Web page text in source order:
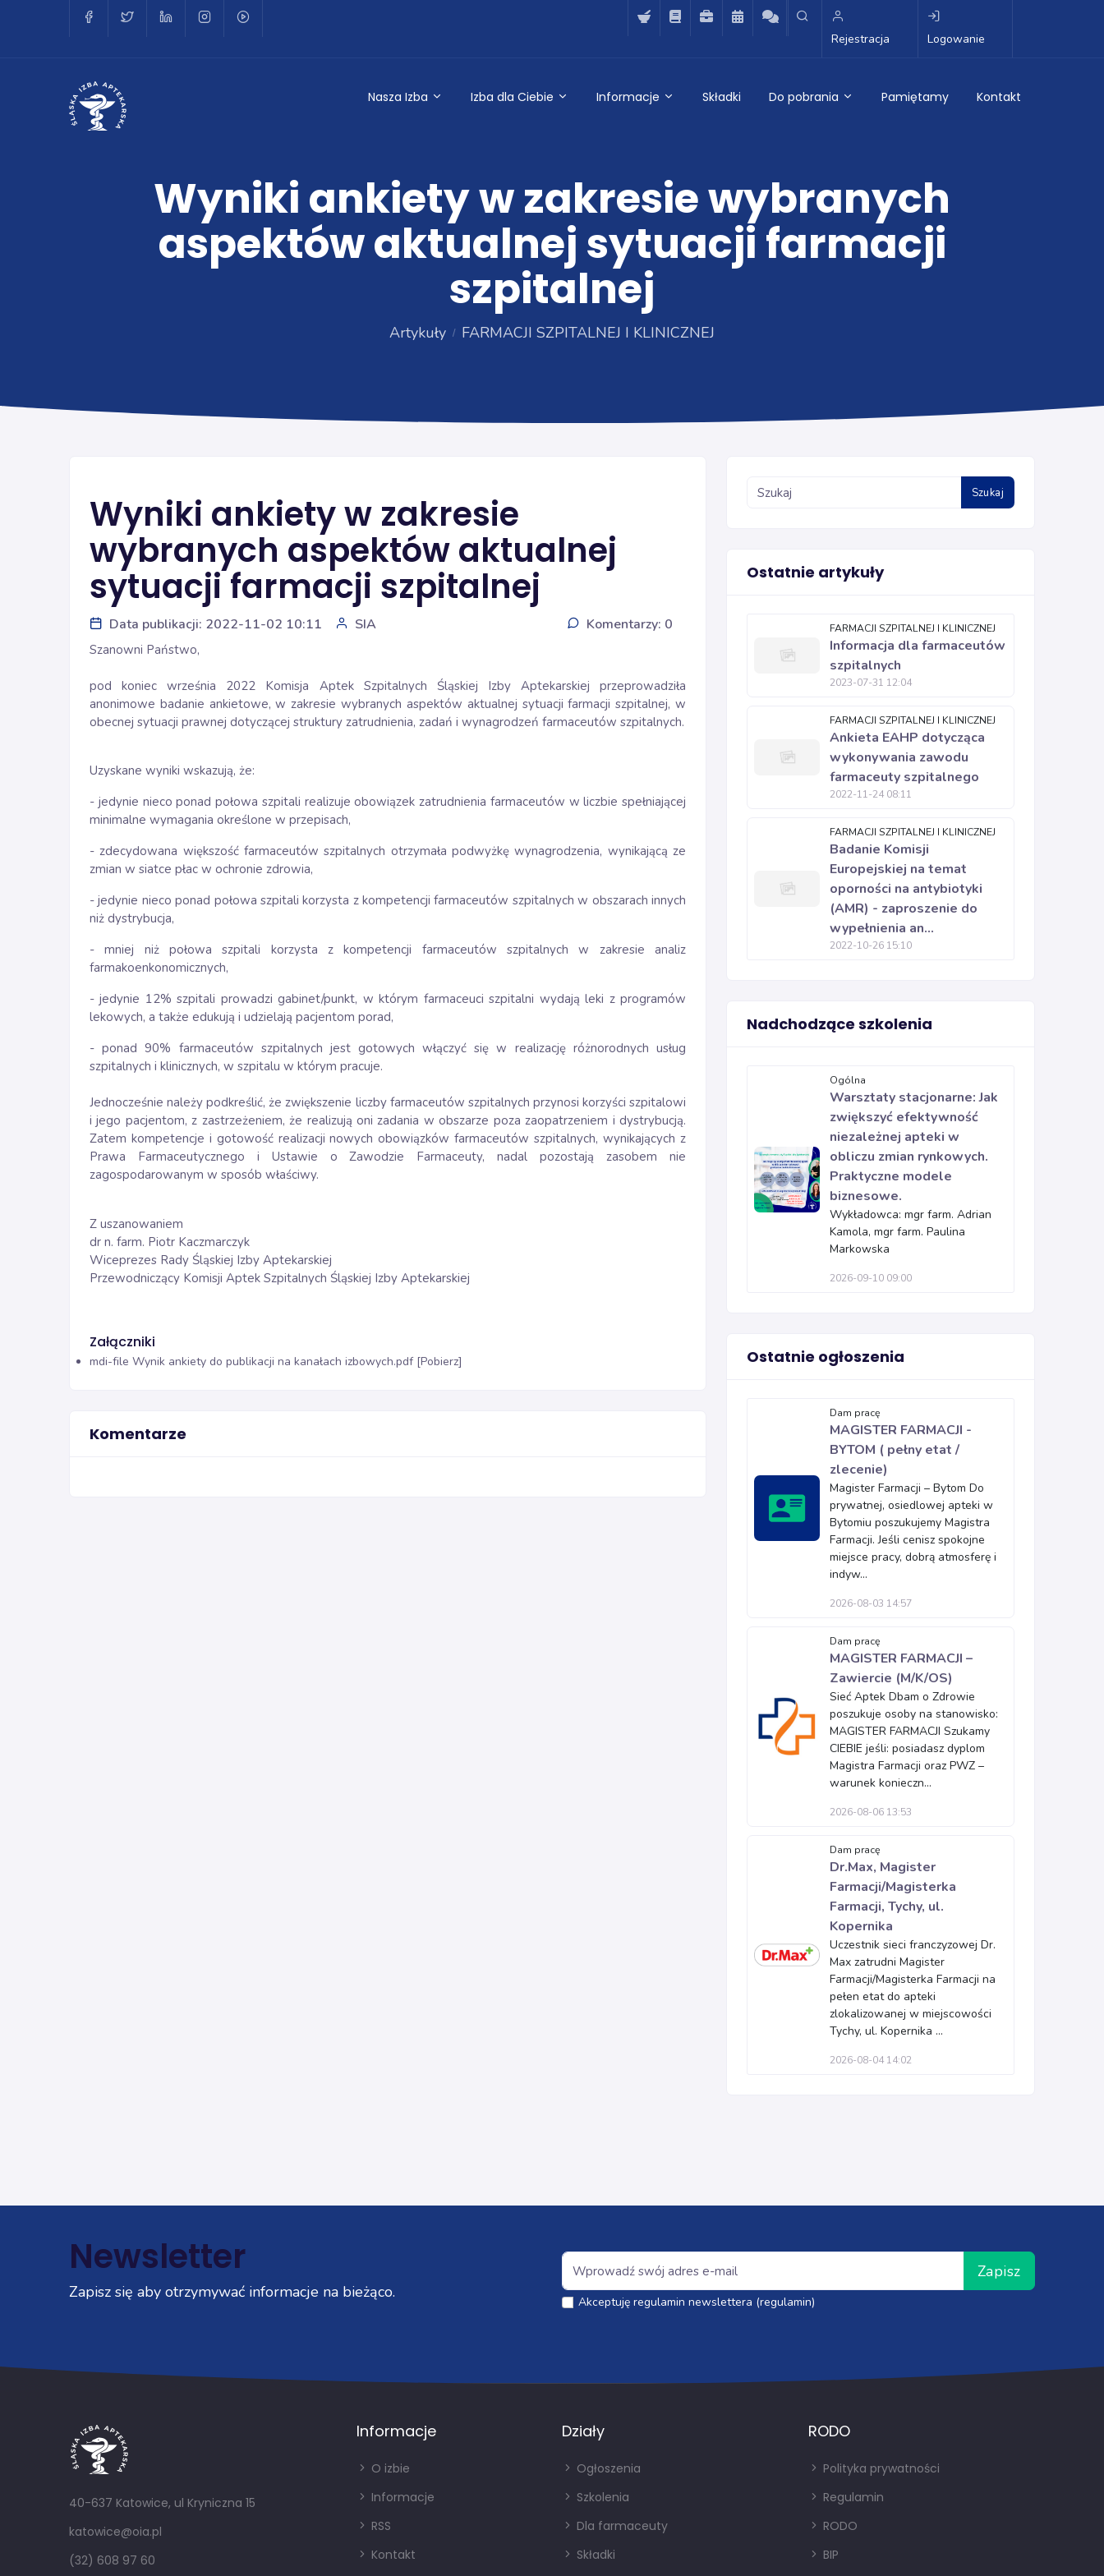
Rejestracja Logowanie
Nasza Izba Izba dla Ciebie Informacje Składki Do pobrania Pamiętamy Kontakt
Wyniki ankiety w zakresie wybranych
aspektów aktualnej sytuacji farmacji
szpitalnej
Artykuły FARMACJI SZPITALNEJ I KLINICZNEJ
Wyniki ankiety w zakresie
wybranych aspektów aktualnej
sytuacji farmacji szpitalnej
Data publikacji: 2022-11-02 10:11 SIA Komentarzy: 0
Szanowni Państwo,
pod koniec września 2022 Komisja Aptek Szpitalnych Śląskiej Izby Aptekarskiej przeprowadziła
anonimowe badanie ankietowe, w zakresie wybranych aspektów aktualnej sytuacji farmacji szpitalnej, w
obecnej sytuacji prawnej dotyczącej struktury zatrudnienia, zadań i wynagrodzeń farmaceutów szpitalnych.
Uzyskane wyniki wskazują, że:
- jedynie nieco ponad połowa szpitali realizuje obowiązek zatrudnienia farmaceutów w liczbie spełniającej
minimalne wymagania określone w przepisach,
- zdecydowana większość farmaceutów szpitalnych otrzymała podwyżkę wynagrodzenia, wynikającą ze
zmian w siatce płac w ochronie zdrowia,
- jedynie nieco ponad połowa szpitali korzysta z kompetencji farmaceutów szpitalnych w obszarach innych
niż dystrybucja,
- mniej niż połowa szpitali korzysta z kompetencji farmaceutów szpitalnych w zakresie analiz
farmakoenkonomicznych,
- jedynie 12% szpitali prowadzi gabinet/punkt, w którym farmaceuci szpitalni wydają leki z programów
lekowych, a także edukują i udzielają pacjentom porad,
- ponad 90% farmaceutów szpitalnych jest gotowych włączyć się w realizację różnorodnych usług
szpitalnych i klinicznych, w szpitalu w którym pracuje.
Jednocześnie należy podkreślić, że zwiększenie liczby farmaceutów szpitalnych przynosi korzyści szpitalowi
i jego pacjentom, z zastrzeżeniem, że realizują oni zadania w obszarze poza zaopatrzeniem i dystrybucją.
Zatem kompetencje i gotowość realizacji nowych obowiązków farmaceutów szpitalnych, wynikających z
Prawa Farmaceutycznego i Ustawie o Zawodzie Farmaceuty, nadal pozostają zasobem nie
zagospodarowanym w sposób właściwy.
Z uszanowaniem
dr n. farm. Piotr Kaczmarczyk
Wiceprezes Rady Śląskiej Izby Aptekarskiej
Przewodniczący Komisji Aptek Szpitalnych Śląskiej Izby Aptekarskiej
Załączniki
mdi-file Wynik ankiety do publikacji na kanałach izbowych.pdf [Pobierz]
Komentarze
Szukaj
Ostatnie artykuły
FARMACJI SZPITALNEJ I KLINICZNEJ
Informacja dla farmaceutów
szpitalnych
2023-07-31 12:04
FARMACJI SZPITALNEJ I KLINICZNEJ
Ankieta EAHP dotycząca
wykonywania zawodu
farmaceuty szpitalnego
2022-11-24 08:11
FARMACJI SZPITALNEJ I KLINICZNEJ
Badanie Komisji
Europejskiej na temat
oporności na antybiotyki
(AMR) - zaproszenie do
wypełnienia an...
2022-10-26 15:10
Nadchodzące szkolenia
Ogólna
Warsztaty stacjonarne: Jak
zwiększyć efektywność
niezależnej apteki w
obliczu zmian rynkowych.
Praktyczne modele
biznesowe.
Wykładowca: mgr farm. Adrian
Kamola, mgr farm. Paulina
Markowska
2026-09-10 09:00
Ostatnie ogłoszenia
Dam pracę
MAGISTER FARMACJI -
BYTOM ( pełny etat /
zlecenie)
Magister Farmacji – Bytom Do
prywatnej, osiedlowej apteki w
Bytomiu poszukujemy Magistra
Farmacji. Jeśli cenisz spokojne
miejsce pracy, dobrą atmosferę i
indyw...
2026-08-03 14:57
Dam pracę
MAGISTER FARMACJI –
Zawiercie (M/K/OS)
Sieć Aptek Dbam o Zdrowie
poszukuje osoby na stanowisko:
MAGISTER FARMACJI Szukamy
CIEBIE jeśli: posiadasz dyplom
Magistra Farmacji oraz PWZ –
warunek konieczn...
2026-08-06 13:53
Dam pracę
Dr.Max, Magister
Farmacji/Magisterka
Farmacji, Tychy, ul.
Kopernika
Uczestnik sieci franczyzowej Dr.
Max zatrudni Magister
Farmacji/Magisterka Farmacji na
pełen etat do apteki
zlokalizowanej w miejscowości
Tychy, ul. Kopernika ...
2026-08-04 14:02
Newsletter
Zapisz się aby otrzymywać informacje na bieżąco.
Zapisz
Akceptuję regulamin newslettera (regulamin)
40-637 Katowice, ul Kryniczna 15
katowice@oia.pl
(32) 608 97 60
Informacje
O izbie
Informacje
RSS
Kontakt
Działy
Ogłoszenia
Szkolenia
Dla farmaceuty
Składki
RODO
Polityka prywatności
Regulamin
RODO
BIP